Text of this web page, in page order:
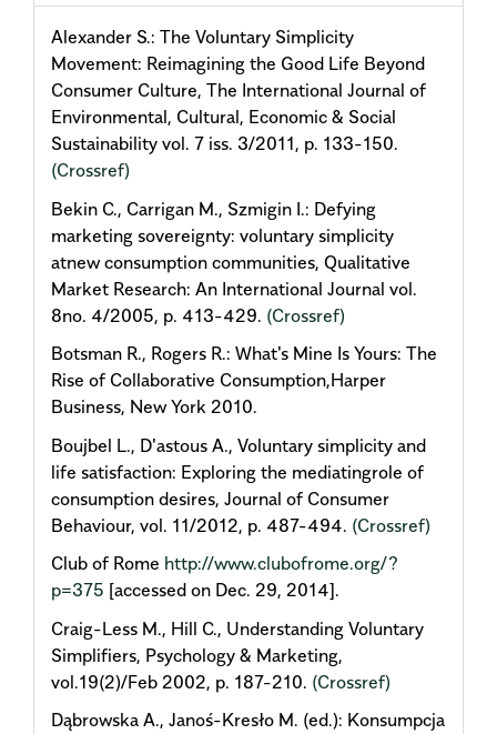
Alexander S.: The Voluntary Simplicity
Movement: Reimagining the Good Life Beyond
Consumer Culture, The International Journal of
Environmental, Cultural, Economic & Social
Sustainability vol. 7 iss. 3/2011, p. 133-150.
(Crossref)
Bekin C., Carrigan M., Szmigin I.: Defying
marketing sovereignty: voluntary simplicity
atnew consumption communities, Qualitative
Market Research: An International Journal vol.
8no. 4/2005, p. 413-429. (Crossref)
Botsman R., Rogers R.: What's Mine Is Yours: The
Rise of Collaborative Consumption,Harper
Business, New York 2010.
Boujbel L., D'astous A., Voluntary simplicity and
life satisfaction: Exploring the mediatingrole of
consumption desires, Journal of Consumer
Behaviour, vol. 11/2012, p. 487-494. (Crossref)
Club of Rome http://www.clubofrome.org/?
p=375 [accessed on Dec. 29, 2014].
Craig-Less M., Hill C., Understanding Voluntary
Simplifiers, Psychology & Marketing,
vol.19(2)/Feb 2002, p. 187-210. (Crossref)
Dąbrowska A., Janoś-Kresło M. (ed.): Konsumpcja